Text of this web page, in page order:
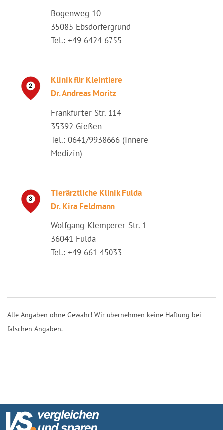
Bogenweg 10
35085 Ebsdorfergrund
Tel.: +49 6424 6755
Klinik für Kleintiere
Dr. Andreas Moritz
Frankfurter Str. 114
35392 Gießen
Tel.: 0641/9938666 (Innere
Medizin)
Tierärztliche Klinik Fulda
Dr. Kira Feldmann
Wolfgang-Klemperer-Str. 1
36041 Fulda
Tel.: +49 661 45033
Alle Angaben ohne Gewähr! Wir übernehmen keine Haftung bei
falschen Angaben.